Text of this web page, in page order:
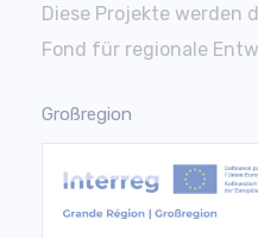
Diese Projekte werden
Fond für regionale
Großregion